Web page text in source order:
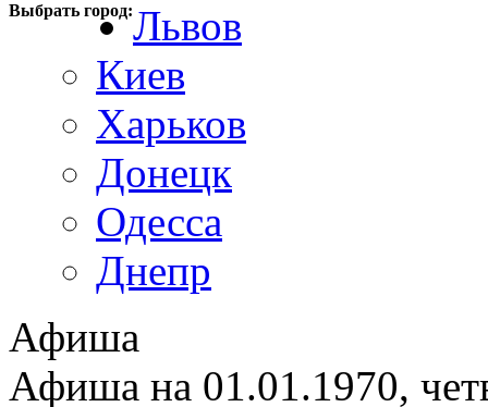
Выбрать город:Львов
Киев
Харьков
Донецк
Одесса
Днепр
Афиша
Афиша на 01.01.1970,